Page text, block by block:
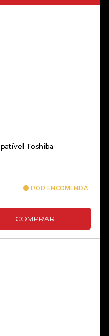
Toshiba
POR ENCOMENDA
COMPRAR